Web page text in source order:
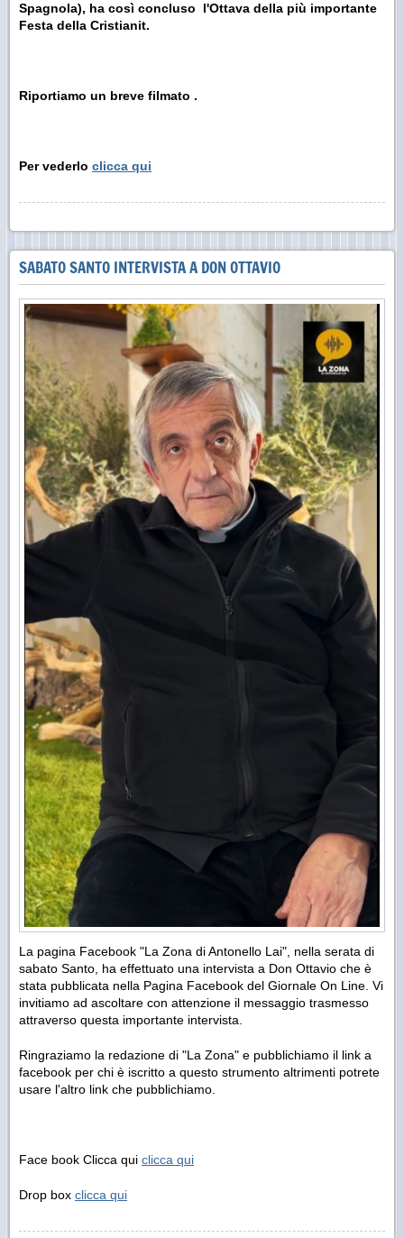
Spagnola), ha così concluso l'Ottava della più importante
Festa della Cristianit.
Riportiamo un breve filmato .
Per vederlo clicca qui
SABATO SANTO INTERVISTA A DON OTTAVIO
La pagina Facebook "La Zona di Antonello Lai", nella serata di
sabato Santo, ha effettuato una intervista a Don Ottavio che è
stata pubblicata nella Pagina Facebook del Giornale On Line. Vi
invitiamo ad ascoltare con attenzione il messaggio trasmesso
attraverso questa importante intervista.
Ringraziamo la redazione di "La Zona" e pubblichiamo il link a
facebook per chi è iscritto a questo strumento altrimenti potrete
usare l'altro link che pubblichiamo.
Face book Clicca qui clicca qui
Drop box clicca qui